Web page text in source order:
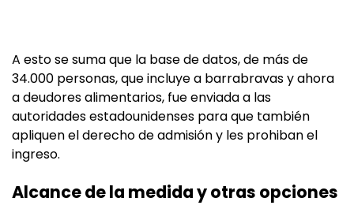
A esto se suma que la base de datos, de más de
34.000 personas, que incluye a barrabravas y ahora
a deudores alimentarios, fue enviada a las
autoridades estadounidenses para que también
apliquen el derecho de admisión y les prohiban el
ingreso.
Alcance de la medida y otras opciones